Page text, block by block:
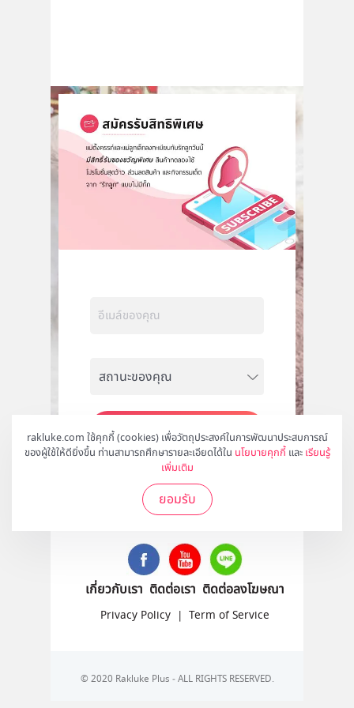
rakluke.com ใช้คุกกี้ (cookies) เพื่อวัตถุประสงค์ในการพัฒนาประสบการณ์
ของผู้ใช้ให้ดียิ่งขึ้น ท่านสามารถศึกษารายละเอียดได้ใน นโยบายคุกกี้ และ เรียนรู้
เพิ่มเติม
ยอมรับ
สมัคร
ติดตามเราได้ที่
เกี่ยวกับเรา ติดต่อเรา ติดต่อลงโฆษณา
Privacy Policy | Term of Service
© 2020 Rakluke Plus - ALL RIGHTS RESERVED.